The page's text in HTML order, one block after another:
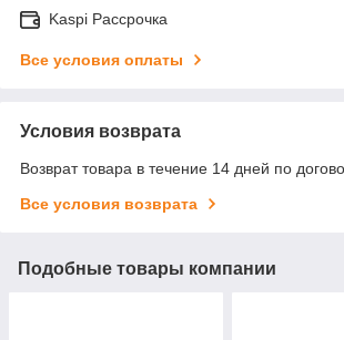
Kaspi Рассрочка
Все условия оплаты
Условия возврата
Возврат товара в течение 14 дней по
Все условия возврата
Подобные товары компании